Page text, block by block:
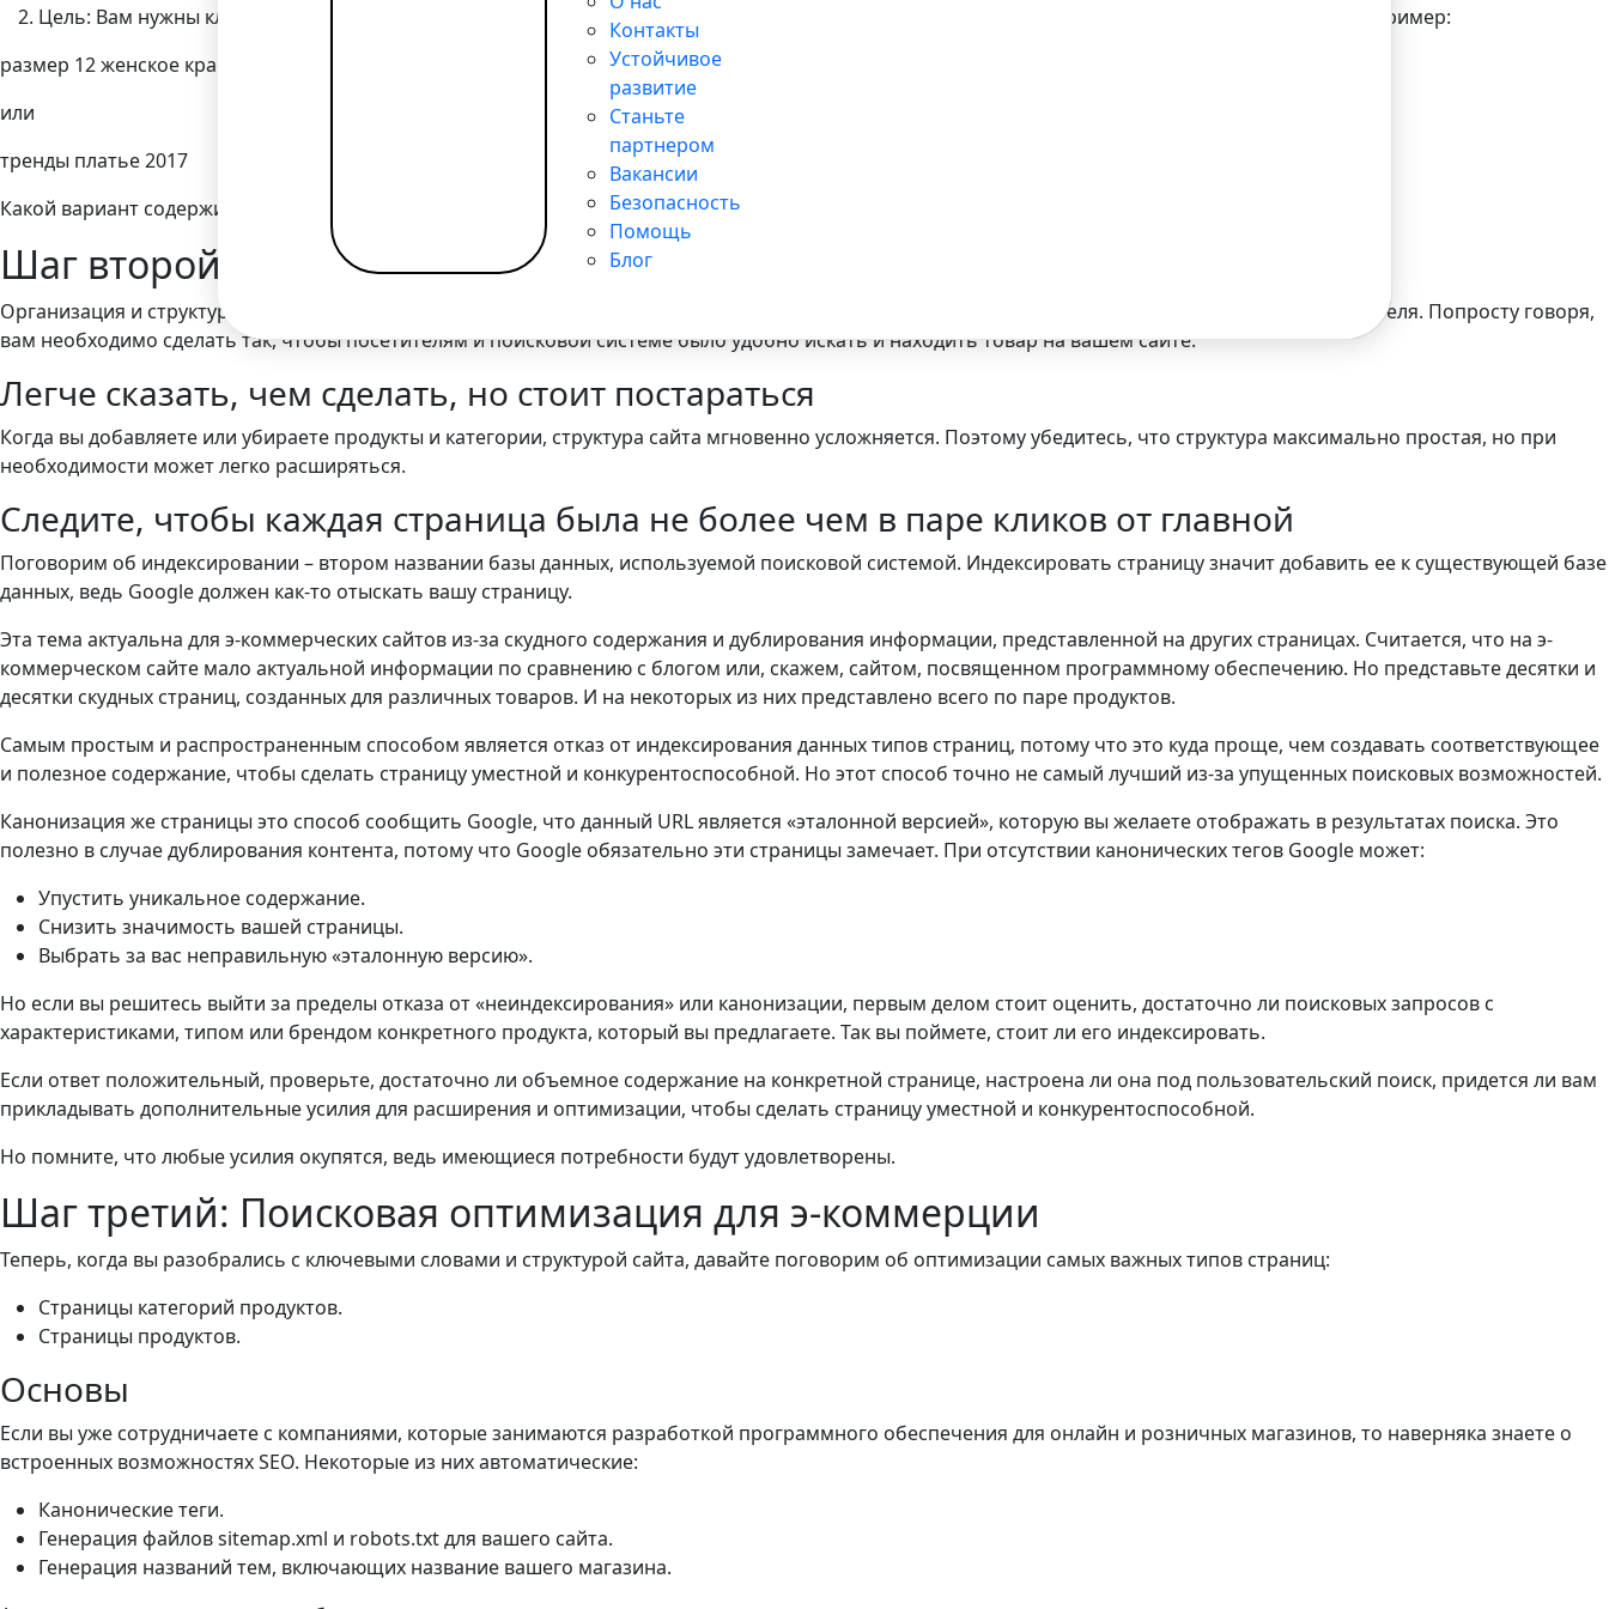
Контакты
Устойчивое
развитие
Станьте
партнером
Вакансии
Безопасность
Помощь
Блог
Цель: Вам нужны ключевые слова, отображающие коммерческую цель. Обычно цель можно оценить, лишь взглянув на ключевые слова. Например:
размер 12 женское красное платье
или
тренды платье 2017
Какой вариант содержит коммерческую цель? Через который из них искатели охотней купят что-то на вашем сайте? Естественно, первый.
Шаг второй: Структура сайта для э-коммерции
Организация и структура страниц на вашем сайте влияет на расположение в поисковой системе. А еще они напрямую влияют на опыт пользователя. Попросту говоря,
вам необходимо сделать так, чтобы посетителям и поисковой системе было удобно искать и находить товар на вашем сайте.
Легче сказать, чем сделать, но стоит постараться
Когда вы добавляете или убираете продукты и категории, структура сайта мгновенно усложняется. Поэтому убедитесь, что структура максимально простая, но при
необходимости может легко расширяться.
Следите, чтобы каждая страница была не более чем в паре кликов от главной
Поговорим об индексировании – втором названии базы данных, используемой поисковой системой. Индексировать страницу значит добавить ее к существующей базе
данных, ведь Google должен как-то отыскать вашу страницу.
Эта тема актуальна для э-коммерческих сайтов из-за скудного содержания и дублирования информации, представленной на других страницах. Считается, что на э-
коммерческом сайте мало актуальной информации по сравнению с блогом или, скажем, сайтом, посвященном программному обеспечению. Но представьте десятки и
десятки скудных страниц, созданных для различных товаров. И на некоторых из них представлено всего по паре продуктов.
Самым простым и распространенным способом является отказ от индексирования данных типов страниц, потому что это куда проще, чем создавать соответствующее
и полезное содержание, чтобы сделать страницу уместной и конкурентоспособной. Но этот способ точно не самый лучший из-за упущенных поисковых возможностей.
Канонизация же страницы это способ сообщить Google, что данный URL является «эталонной версией», которую вы желаете отображать в результатах поиска. Это
полезно в случае дублирования контента, потому что Google обязательно эти страницы замечает. При отсутствии канонических тегов Google может:
Упустить уникальное содержание.
Снизить значимость вашей страницы.
Выбрать за вас неправильную «эталонную версию».
Но если вы решитесь выйти за пределы отказа от «неиндексирования» или канонизации, первым делом стоит оценить, достаточно ли поисковых запросов с
характеристиками, типом или брендом конкретного продукта, который вы предлагаете. Так вы поймете, стоит ли его индексировать.
Если ответ положительный, проверьте, достаточно ли объемное содержание на конкретной странице, настроена ли она под пользовательский поиск, придется ли вам
прикладывать дополнительные усилия для расширения и оптимизации, чтобы сделать страницу уместной и конкурентоспособной.
Но помните, что любые усилия окупятся, ведь имеющиеся потребности будут удовлетворены.
Шаг третий: Поисковая оптимизация для э-коммерции
Теперь, когда вы разобрались с ключевыми словами и структурой сайта, давайте поговорим об оптимизации самых важных типов страниц:
Страницы категорий продуктов.
Страницы продуктов.
Основы
Если вы уже сотрудничаете с компаниями, которые занимаются разработкой программного обеспечения для онлайн и розничных магазинов, то наверняка знаете о
встроенных возможностях SEO. Некоторые из них автоматические:
Канонические теги.
Генерация файлов sitemap.xml и robots.txt для вашего сайта.
Генерация названий тем, включающих название вашего магазина.